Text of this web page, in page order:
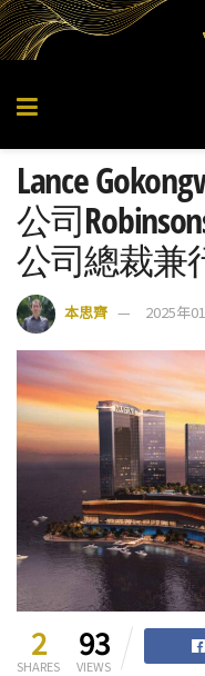
Lance
公司
公司總裁兼
本思齊 2025年
2
SHARES
93
VIEWS